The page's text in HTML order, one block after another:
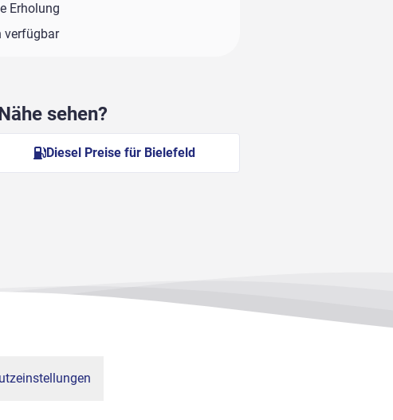
Erholung
verfügbar
sehen?
Diesel Preise für Bielefeld